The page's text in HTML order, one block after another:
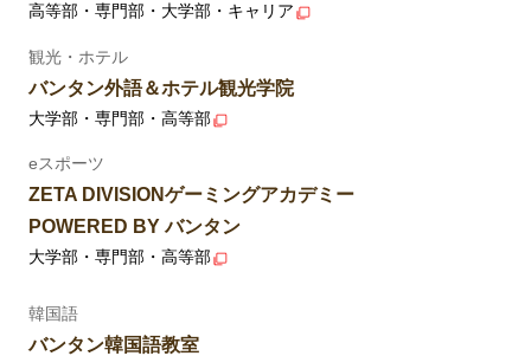
高等部・専門部・大学部・キャリア
観光・ホテル
バンタン外語＆ホテル観光学院
大学部・専門部・高等部
eスポーツ
ZETA DIVISIONゲーミングアカデミー
POWERED BY バンタン
大学部・専門部・高等部
韓国語
バンタン韓国語教室